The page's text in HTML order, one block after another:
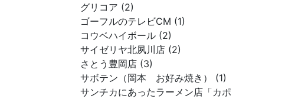
グリコア (2)
ゴーフルのテレビCM (1)
コウベハイボール (2)
サイゼリヤ北夙川店 (2)
さとう豊岡店 (3)
サボテン（岡本 お好み焼き） (1)
サンチカにあったラーメン店「カポ